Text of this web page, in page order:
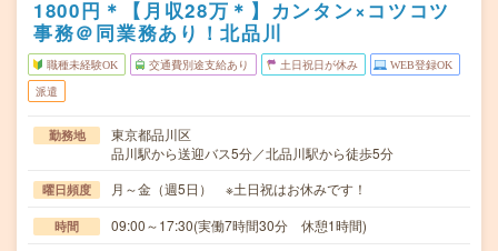
1800円＊【月収28万＊】カンタン×コツコツ
事務＠同業務あり！北品川
職種未経験OK 交通費別途支給あり 土日祝日が休み WEB登録OK
派遣
勤務地
東京都品川区
品川駅から送迎バス5分／北品川駅から徒歩5分
曜日頻度 月～金（週5日） ※土日祝はお休みです！
時間 09:00～17:30(実働7時間30分 休憩1時間)